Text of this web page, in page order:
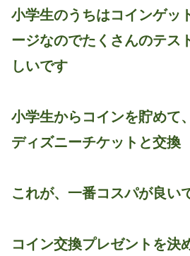
小学生のうちはコインゲッ
ージなのでたくさんのテス
しいです
小学生からコインを貯めて
ディズニーチケットと交換
これが、一番コスパが良い
コイン交換プレゼントを決